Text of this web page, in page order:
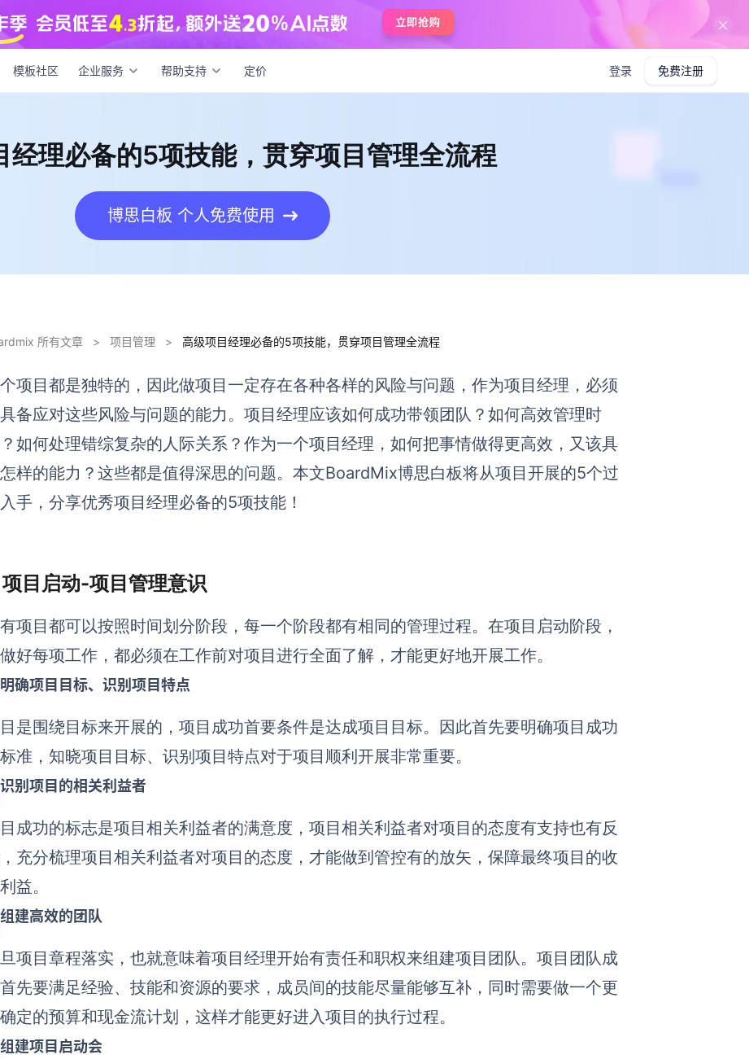
模板社区 企业服务 帮助支持 定价 登录 免费注册
项目经理必备的5项技能，贯穿项目管理全流程
经理必备的5项技能，贯穿项目管理全流程
博思白板 个人免费使用
所有文章 > 项目管理 > 高级项目经理必备的5项技能，贯穿项目管理全流程
项目都是独特的，因此做项目一定存在各种各样的风险与问题，作为项目经理，必须
备应对这些风险与问题的能力。项目经理应该如何成功带领团队？如何高效管理时
如何处理错综复杂的人际关系？作为一个项目经理，如何把事情做得更高效，又该具
样的能力？这些都是值得深思的问题。本文BoardMix博思白板将从项目开展的5个过
手，分享优秀项目经理必备的5项技能！
项目启动-项目管理意识
项目都可以按照时间划分阶段，每一个阶段都有相同的管理过程。在项目启动阶段，
好每项工作，都必须在工作前对项目进行全面了解，才能更好地开展工作。
明确项目目标、识别项目特点
是围绕目标来开展的，项目成功首要条件是达成项目目标。因此首先要明确项目成功
准，知晓项目目标、识别项目特点对于项目顺利开展非常重要。
识别项目的相关利益者
成功的标志是项目相关利益者的满意度，项目相关利益者对项目的态度有支持也有反
充分梳理项目相关利益者对项目的态度，才能做到管控有的放矢，保障最终项目的收
益。
组建高效的团队
项目章程落实，也就意味着项目经理开始有责任和职权来组建项目团队。项目团队成
先要满足经验、技能和资源的要求，成员间的技能尽量能够互补，同时需要做一个更
定的预算和现金流计划，这样才能更好进入项目的执行过程。
组建项目启动会